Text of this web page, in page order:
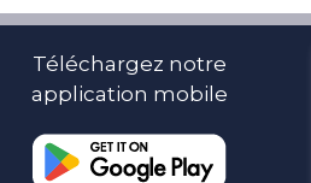
Téléchargez notre
application mobile